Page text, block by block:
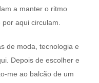
a manter o ritmo
aqui circulam.
de moda, tecnologia e
Depois de escolher e
me ao balcão de um